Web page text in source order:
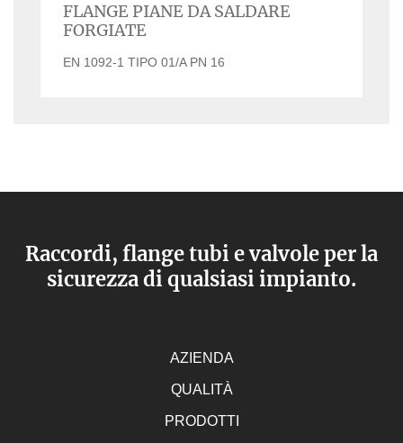
FLANGE PIANE DA SALDARE
FORGIATE
EN 1092-1 TIPO 01/A PN 16
Raccordi, flange tubi e valvole per la
sicurezza di qualsiasi impianto.
AZIENDA
QUALITÀ
PRODOTTI